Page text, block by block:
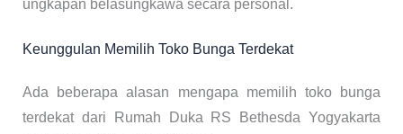
ungkapan belasungkawa secara personal.
Keunggulan Memilih Toko Bunga Terdekat
Ada beberapa alasan mengapa memilih toko bunga
terdekat dari Rumah Duka RS Bethesda Yogyakarta